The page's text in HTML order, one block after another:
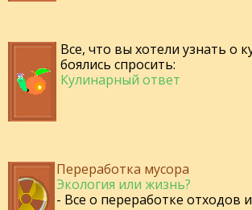
Все, что вы хотели узнать о
боялись спросить:
Кулинарный ответ
Переработка мусора
Экология или жизнь?
- Все о переработке отходов